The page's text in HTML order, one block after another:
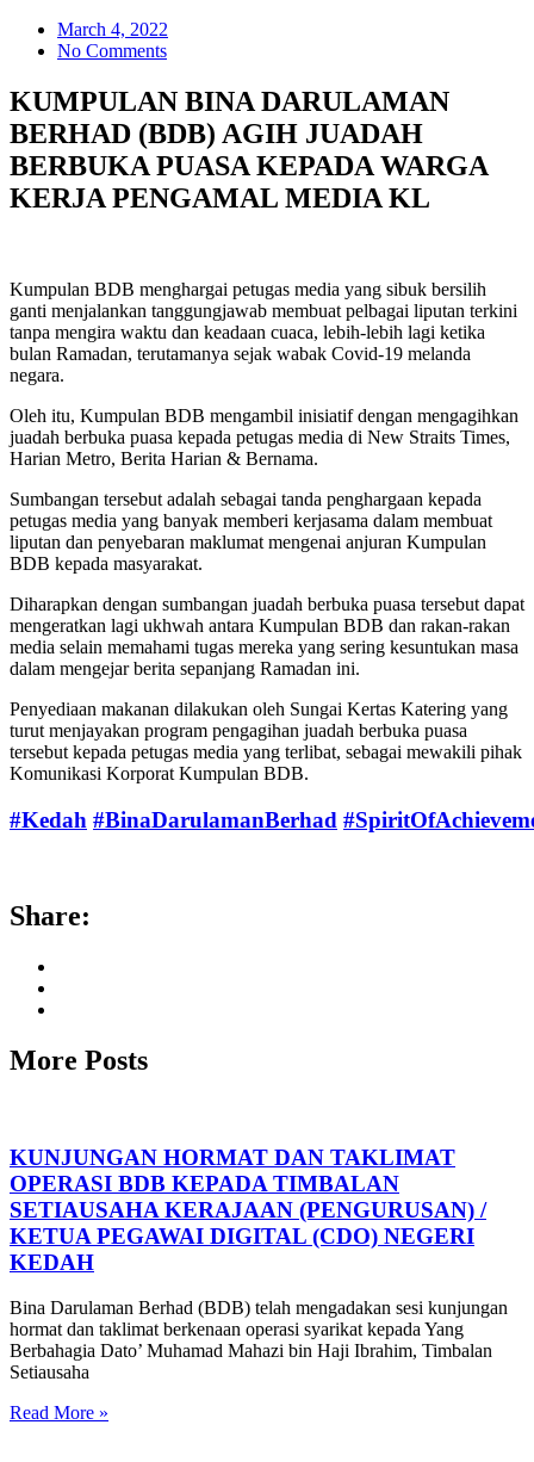
March 4, 2022
No Comments
KUMPULAN BINA DARULAMAN
BERHAD (BDB) AGIH JUADAH
BERBUKA PUASA KEPADA WARGA
KERJA PENGAMAL MEDIA KL
Kumpulan BDB menghargai petugas media yang sibuk bersilih
ganti menjalankan tanggungjawab membuat pelbagai liputan terkini
tanpa mengira waktu dan keadaan cuaca, lebih-lebih lagi ketika
bulan Ramadan, terutamanya sejak wabak Covid-19 melanda
negara.
Oleh itu, Kumpulan BDB mengambil inisiatif dengan mengagihkan
juadah berbuka puasa kepada petugas media di New Straits Times,
Harian Metro, Berita Harian & Bernama.
Sumbangan tersebut adalah sebagai tanda penghargaan kepada
petugas media yang banyak memberi kerjasama dalam membuat
liputan dan penyebaran maklumat mengenai anjuran Kumpulan
BDB kepada masyarakat.
Diharapkan dengan sumbangan juadah berbuka puasa tersebut dapat
mengeratkan lagi ukhwah antara Kumpulan BDB dan rakan-rakan
media selain memahami tugas mereka yang sering kesuntukan masa
dalam mengejar berita sepanjang Ramadan ini.
Penyediaan makanan dilakukan oleh Sungai Kertas Katering yang
turut menjayakan program pengagihan juadah berbuka puasa
tersebut kepada petugas media yang terlibat, sebagai mewakili pihak
Komunikasi Korporat Kumpulan BDB.
#Kedah #BinaDarulamanBerhad
Share:
More Posts
KUNJUNGAN HORMAT DAN TAKLIMAT
OPERASI BDB KEPADA TIMBALAN
SETIAUSAHA KERAJAAN (PENGURUSAN) /
KETUA PEGAWAI DIGITAL (CDO) NEGERI
KEDAH
Bina Darulaman Berhad (BDB) telah mengadakan sesi kunjungan
hormat dan taklimat berkenaan operasi syarikat kepada Yang
Berbahagia Dato’ Muhamad Mahazi bin Haji Ibrahim, Timbalan
Setiausaha
Read More »